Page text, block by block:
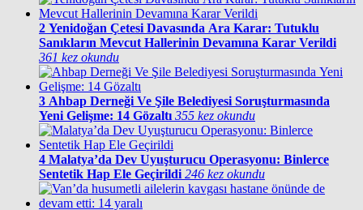
2 Yenidoğan Çetesi Davasında Ara Karar: Tutuklu
Sanıkların Mevcut Hallerinin Devamına Karar Verildi
361 kez okundu
3 Ahbap Derneği Ve Şile Belediyesi Soruşturmasında
Yeni Gelişme: 14 Gözaltı 355 kez okundu
4 Malatya’da Dev Uyuşturucu Operasyonu: Binlerce
Sentetik Hap Ele Geçirildi 246 kez okundu